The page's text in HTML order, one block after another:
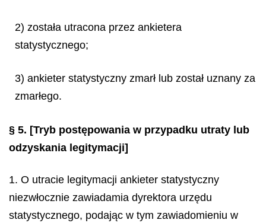
2) została utracona przez ankietera
statystycznego;
3) ankieter statystyczny zmarł lub został uznany za
zmarłego.
§ 5. [Tryb postępowania w przypadku utraty lub
odzyskania legitymacji]
1. O utracie legitymacji ankieter statystyczny
niezwłocznie zawiadamia dyrektora urzędu
statystycznego, podając w tym zawiadomieniu w